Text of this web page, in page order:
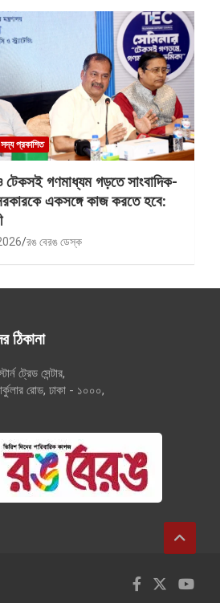
সদ্য প্রকাশিত
টেকসই গণমাধ্যম গড়তে সাংবাদিক-
একসঙ্গে কাজ করতে হবে:
রঙ বেরঙ ডেস্ক
ঠিকানা
ট্রেড সেন্টার,
রোড, ঢাকা - ১০০০,